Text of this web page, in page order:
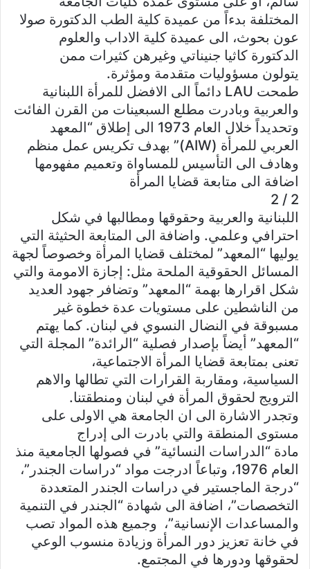
المختلفة بدءاً من عميدة كلية الطب الدكتورة صولا
عون بحوث، الى عميدة كلية الاداب والعلوم
الدكتورة كاثيا جنيناتي وغيرهن كثيرات ممن
يتولون مسؤوليات متقدمة ومؤثرة.
طمحت LAU دائماً الى الافضل للمرأة اللبنانية
والعربية وبادرت مطلع السبعينات من القرن الفائت
وتحديداً خلال العام 1973 الى إطلاق “المعهد
العربي للمرأة (AIW)” بهدف تكريس عمل منظم
وهادف الى التأسيس للمساواة وتعميم مفهومها
اضافة الى متابعة قضايا المرأة
2 / 2
اللبنانية والعربية وحقوقها ومطالبها في شكل
احترافي وعلمي. واضافة الى المتابعة الحثيثة التي
يوليها “المعهد” لمختلف قضايا المرأة وخصوصاً لجهة
المسائل الحقوقية الملحة مثل: إجازة الامومة والتي
شكل اقرارها بهمة “المعهد” وتضافر جهود العديد
من الناشطين على مستويات عدة خطوة غير
مسبوقة في النضال النسوي في لبنان. كما يهتم
“المعهد” أيضاً بإصدار فصلية “الرائدة” المجلة التي
تعنى بمتابعة قضايا المرأة الاجتماعية،
السياسية، ومقاربة القرارات التي تطالها والاهم
الترويج لحقوق المرأة في لبنان ومنطقتنا.
وتجدر الاشارة الى ان الجامعة هي الاولى على
مستوى المنطقة والتي بادرت الى إدراج
مادة “الدراسات النسائية” في فصولها الجامعية منذ
العام 1976، وتباعاً ادرجت مواد “دراسات الجندر”،
“درجة الماجستير في دراسات الجندر المتعددة
التخصصات”، اضافة الى شهادة “الجندر في التنمية
والمساعدات الإنسانية”، وجميع هذه المواد تصب
في خانة تعزيز دور المرأة وزيادة منسوب الوعي
لحقوقها ودورها في المجتمع.